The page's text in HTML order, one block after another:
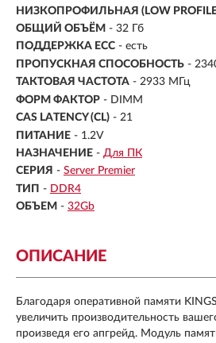
НИЗКОПРОФИЛЬНАЯ (LOW
ОБЩИЙ ОБЪЁМ - 32 Гб
ПОДДЕРЖКА ECC - есть
ПРОПУСКНАЯ СПОСОБНОСТЬ -
ТАКТОВАЯ ЧАСТОТА - 2933 МГц
ФОРМ ФАКТОР - DIMM
CAS LATENCY (CL) - 21
ПИТАНИЕ - 1.2V
НАЗНАЧЕНИЕ - Для ПК
СЕРИЯ - Server Premier
ТИП - DDR4
ОБЪЕМ - 32Gb
ОПИСАНИЕ
Благодаря оперативной памяти
увеличить производительность
произведя его апгрейд. Модуль